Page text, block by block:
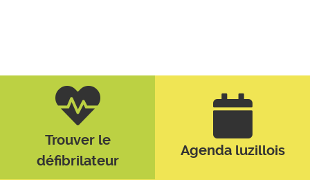
Trouver le
défibrilateur
Agenda luzillois